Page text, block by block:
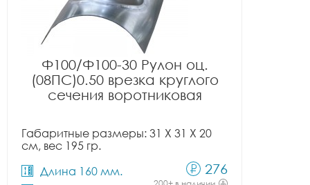
Ф100/Ф100-30 Рулон оц.
(08ПС)0.50 врезка круглого
сечения воротниковая
Габаритные размеры: 31 X 31 X 20
см, вес 195 гр.
Длина 160 мм.
276